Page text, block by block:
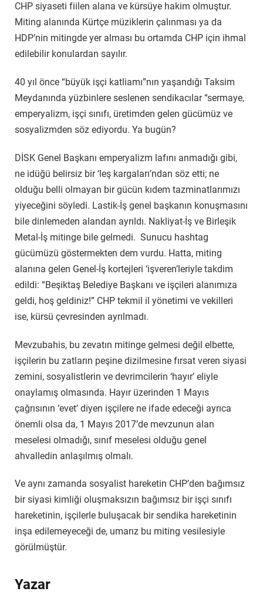
CHP siyaseti fiilen alana ve kürsüye hakim olmuştur.
Miting alanında Kürtçe müziklerin çalınması ya da
HDP’nin mitingde yer alması bu ortamda CHP için ihmal
edilebilir konulardan sayılır.
40 yıl önce “büyük işçi katliamı”nın yaşandığı Taksim
Meydanında yüzbinlere seslenen sendikacılar “sermaye,
emperyalizm, işçi sınıfı, üretimden gelen gücümüz ve
sosyalizmden söz ediyordu. Ya bugün?
DİSK Genel Başkanı emperyalizm lafını anmadığı gibi,
ne idüğü belirsiz bir ‘leş kargaları’ndan söz etti; ne
olduğu belli olmayan bir gücün kıdem tazminatlarımızı
yiyeceğini söyledi. Lastik-İş genel başkanın konuşmasını
bile dinlemeden alandan ayrıldı. Nakliyat-İş ve Birleşik
Metal-İş mitinge bile gelmedi. Sunucu hashtag
gücümüzü göstermekten dem vurdu. Hatta, miting
alanına gelen Genel-İş kortejleri ‘işveren’leriyle takdim
edildi: “Beşiktaş Belediye Başkanı ve işçileri alanımıza
geldi, hoş geldiniz!” CHP tekmil il yönetimi ve vekilleri
ise, kürsü çevresinden ayrılmadı.
Mevzubahis, bu zevatın mitinge gelmesi değil elbette,
işçilerin bu zatların peşine dizilmesine fırsat veren siyasi
zemini, sosyalistlerin ve devrimcilerin ‘hayır’ eliyle
onaylamış olmasında. Hayır üzerinden 1 Mayıs
çağrısının ‘evet’ diyen işçilere ne ifade edeceği ayrıca
önemli olsa da, 1 Mayıs 2017’de mevzunun alan
meselesi olmadığı, sınıf meselesi olduğu genel
ahvalledin anlaşılmış olmalı.
Ve aynı zamanda sosyalist hareketin CHP’den bağımsız
bir siyasi kimliği oluşmaksızın bağımsız bir işçi sınıfı
hareketinin, işçilerle buluşacak bir sendika hareketinin
inşa edilemeyeceği de, umarız bu miting vesilesiyle
görülmüştür.
Yazar